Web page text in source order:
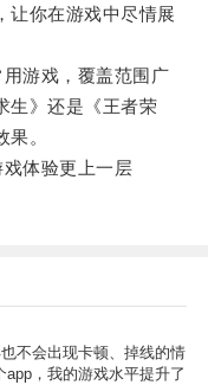
让你在游戏中尽情展
游戏，覆盖范围广
生》还是《王者荣
。
体验更上一层
不会出现卡顿、掉线的情
，我的游戏水平提升了